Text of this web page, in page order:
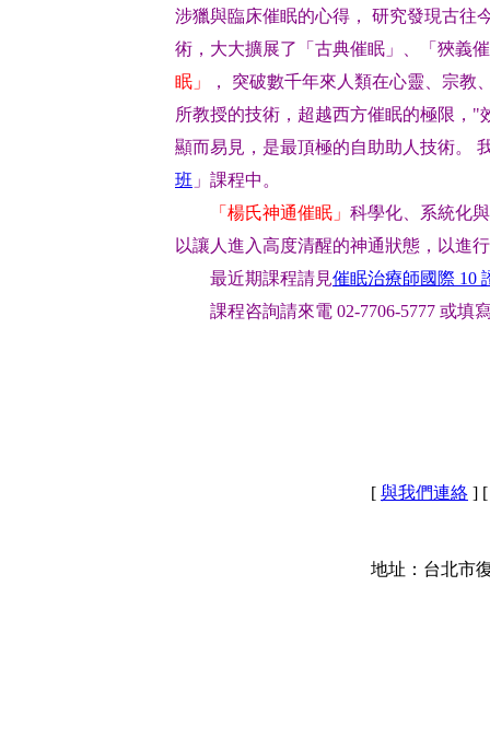
涉獵與臨床催眠的心得， 研究發現古往
術，大大擴展了「古典催眠」、「狹義
眠」
， 突破數千年來人類在心靈、宗教
所教授的技術，超越西方催眠的極限，
顯而易見，是最頂極的自助助人技術。
班 」課程中。
「楊氏神通催眠」 科學化、系統化
以讓人進入高度清醒的神通狀態，以進
最近期課程請見催眠治療師國際 10
課程咨詢請來電 02-7706-5777 或填
[ 與我們連絡 ]
地址：台北市